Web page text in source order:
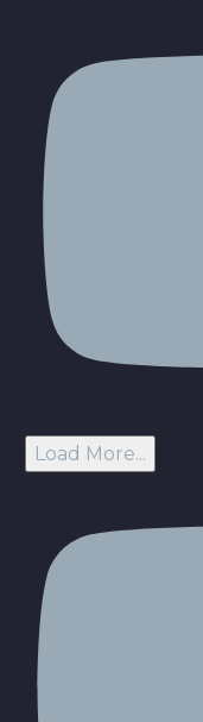
Load More...